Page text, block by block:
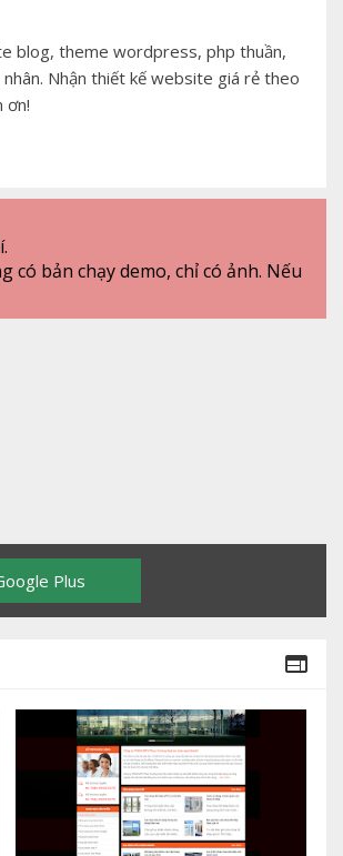
blog, theme wordpress, php thuần,
Nhận thiết kế website giá rẻ theo
ơn!
bản chạy demo, chỉ có ảnh. Nếu
Plus
